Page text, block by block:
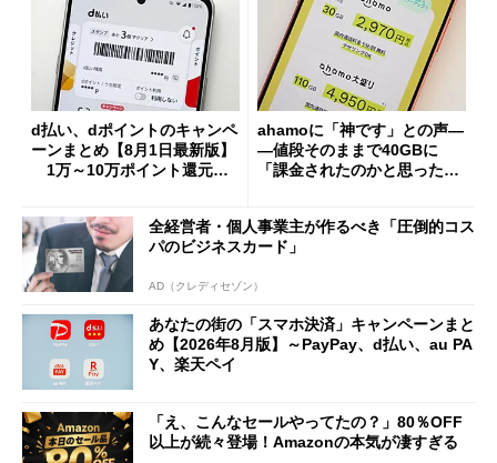
d払い、dポイントのキャンペ
ーンまとめ【8月1日最新版】
1万～10万ポイント還元の
ahamoに「神です」との声―
―値段そのままで40GBに
「課金されたのかと思った」
全経営者・個人事業主が作るべき「圧倒的コス
パのビジネスカード」
AD（クレディセゾン）
あなたの街の「スマホ決済」キャンペーンまと
め【2026年8月版】～PayPay、d払い、au PA
Y、楽天ペイ
「え、こんなセールやってたの？」80％OFF
以上が続々登場！Amazonの本気が凄すぎる